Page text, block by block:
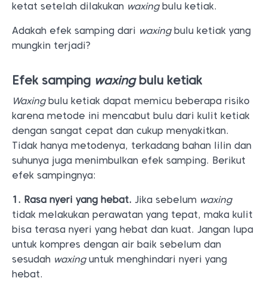
ketat setelah dilakukan waxingbulu ketiak.
Adakah efek samping dari waxingbulu ketiak yang
mungkin terjadi?
Efek samping waxingbulu ketiak
Waxingbulu ketiak dapat memicu beberapa risiko
karena metode ini mencabut bulu dari kulit ketiak
dengan sangat cepat dan cukup menyakitkan.
Tidak hanya metodenya, terkadang bahan lilin dan
suhunya juga menimbulkan efek samping. Berikut
efek sampingnya:
1. Rasa nyeri yang hebat. Jika sebelum waxing
tidak melakukan perawatan yang tepat, maka kulit
bisa terasa nyeri yang hebat dan kuat. Jangan lupa
untuk kompres dengan air baik sebelum dan
sesudah waxinguntuk menghindari nyeri yang
hebat.